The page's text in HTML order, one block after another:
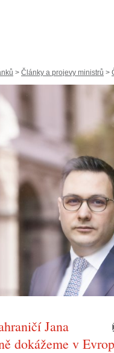
> Články a projevy ministrů >
Jana
dokážeme v